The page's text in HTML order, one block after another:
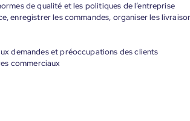
de qualité et les politiques de l’entreprise
enregistrer les commandes, organiser les
demandes et préoccupations des clients
commerciaux